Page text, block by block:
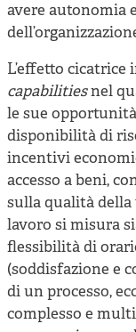
avere autonomia
L’effetto cicatrice
capabilitiesnel
le sue
disponibilità di
incentivi
accesso a beni,
sulla qualità della
lavoro si misura
flessibilità di
(soddisfazione e
di un processo,
complesso e